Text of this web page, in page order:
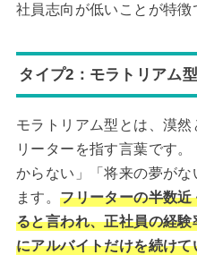
社員志向が低いことが特徴
タイプ2：モラトリアム型
モラトリアム型とは、漠
リーターを指す言葉です
からない」「将来の夢が
ます。フリーターの半数
ると言われ、正社員の経
にアルバイトだけを続け